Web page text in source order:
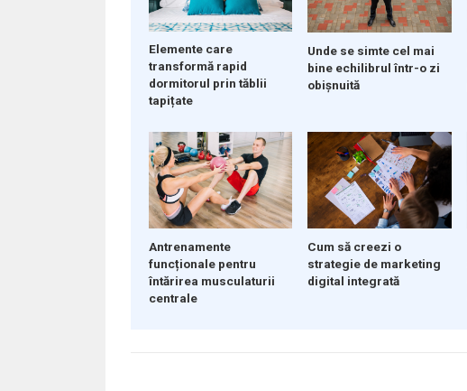
Elemente care
transformă rapid
dormitorul prin tăblii
tapițate
Unde se simte cel mai
bine echilibrul într-o zi
obișnuită
Antrenamente
funcționale pentru
întărirea musculaturii
centrale
Cum să creezi o
strategie de marketing
digital integrată